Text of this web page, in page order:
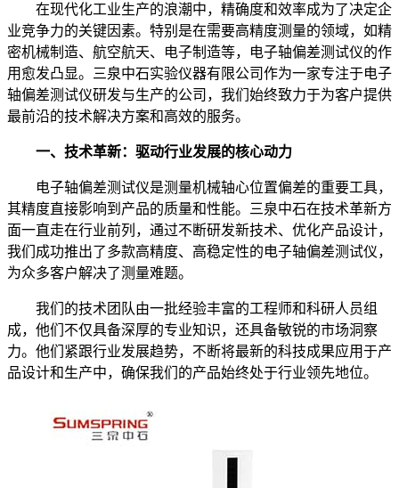
在现代化工业生产的浪潮中，精确度和效率成为了决定企
业竞争力的关键因素。特别是在需要高精度测量的领域，如精
密机械制造、航空航天、电子制造等，电子轴偏差测试仪的作
用愈发凸显。三泉中石实验仪器有限公司作为一家专注于电子
轴偏差测试仪研发与生产的公司，我们始终致力于为客户提供
最前沿的技术解决方案和高效的服务。
一、技术革新：驱动行业发展的核心动力
电子轴偏差测试仪是测量机械轴心位置偏差的重要工具，
其精度直接影响到产品的质量和性能。三泉中石在技术革新方
面一直走在行业前列，通过不断研发新技术、优化产品设计，
我们成功推出了多款高精度、高稳定性的电子轴偏差测试仪，
为众多客户解决了测量难题。
我们的技术团队由一批经验丰富的工程师和科研人员组
成，他们不仅具备深厚的专业知识，还具备敏锐的市场洞察
力。他们紧跟行业发展趋势，不断将最新的科技成果应用于产
品设计和生产中，确保我们的产品始终处于行业领先地位。